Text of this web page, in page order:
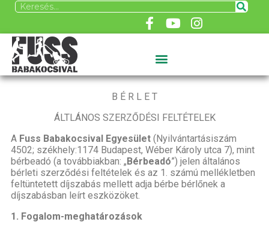
B É R L E T
ÁLTLÁNOS SZERZŐDÉSI FELTÉTELEK
A Fuss Babakocsival Egyesület (Nyilvántartásiszám
4502; székhely:1174 Budapest, Wéber Károly utca 7), mint
bérbeadó (a továbbiakban: „ Bérbeadó”) jelen általános
bérleti szerződési feltételek és az 1. számú mellékletben
feltüntetett díjszabás mellett adja bérbe bérlőnek a
díjszabásban leírt eszközöket.
1. Fogalom-meghatározások